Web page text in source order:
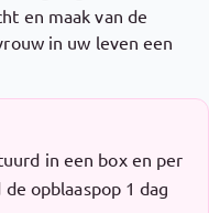
en maak van de
in uw leven een
in een box en per
opblaaspop 1 dag